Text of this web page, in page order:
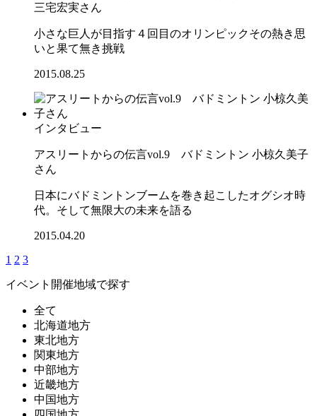
三宅宏実さん
小さな巨人が目指す４回目のオリンピックその熱き思
いと果て無き挑戦
2015.08.25
インタビュー
アスリートからの伝言vol.9 バドミントン 小椋久美子
さん
日本にバドミントンブームを巻き起こしたオグシオ時
代。そして無限大の未来を語る
2015.04.20
1 2 3
イベント開催地域で探す
全て
北海道地方
東北地方
関東地方
中部地方
近畿地方
中国地方